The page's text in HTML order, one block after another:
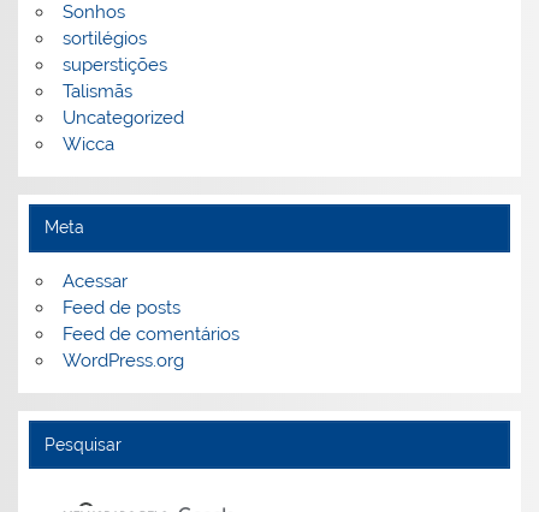
Sonhos
sortilégios
superstições
Talismãs
Uncategorized
Wicca
Meta
Acessar
Feed de posts
Feed de comentários
WordPress.org
Pesquisar